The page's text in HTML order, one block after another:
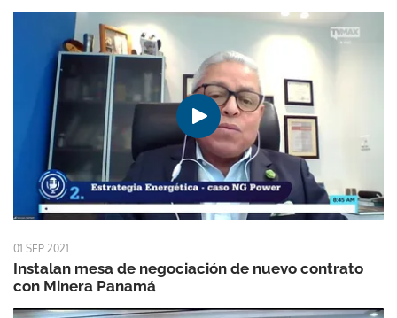
01 SEP 2021
Instalan mesa de negociación de nuevo contrato
con Minera Panamá